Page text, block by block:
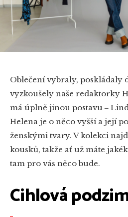
Oblečení vybraly, poskládaly
vyzkoušely naše redaktorky
má úplně jinou postavu ‒
Helena je o něco vyšší a její
ženskými tvary. V kolekci
kousků, takže ať už máte
tam pro vás něco bude.
Cihlová